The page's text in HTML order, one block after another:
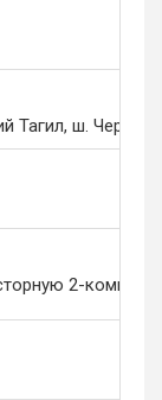
Тагил, ш.
2-